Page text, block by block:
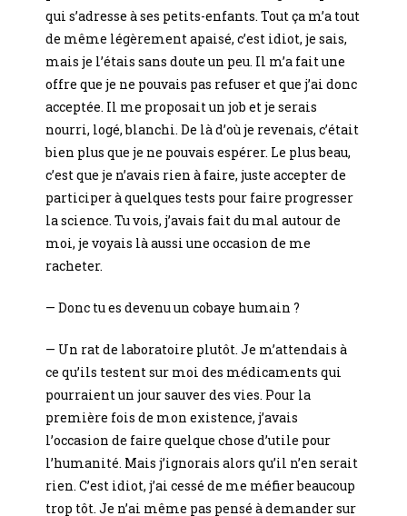
qui s’adresse à ses petits-enfants. Tout ça m’a tout
de même légèrement apaisé, c’est idiot, je sais,
mais je l’étais sans doute un peu. Il m’a fait une
offre que je ne pouvais pas refuser et que j’ai donc
acceptée. Il me proposait un job et je serais
nourri, logé, blanchi. De là d’où je revenais, c’était
bien plus que je ne pouvais espérer. Le plus beau,
c’est que je n’avais rien à faire, juste accepter de
participer à quelques tests pour faire progresser
la science. Tu vois, j’avais fait du mal autour de
moi, je voyais là aussi une occasion de me
racheter.
— Donc tu es devenu un cobaye humain ?
— Un rat de laboratoire plutôt. Je m’attendais à
ce qu’ils testent sur moi des médicaments qui
pourraient un jour sauver des vies. Pour la
première fois de mon existence, j’avais
l’occasion de faire quelque chose d’utile pour
l’humanité. Mais j’ignorais alors qu’il n’en serait
rien. C’est idiot, j’ai cessé de me méfier beaucoup
trop tôt. Je n’ai même pas pensé à demander sur